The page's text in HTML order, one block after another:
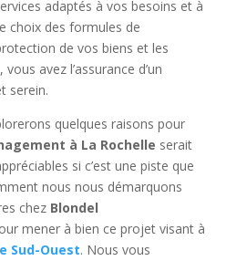
adaptés à vos besoins et à
choix des formules de
de vos biens et les
avez l’assurance d’un
serein.
quelques raisons pour
à La Rochelle serait
si c’est une piste que
nous nous démarquons
chez Blondel
mener à bien ce projet visant à
Sud-Ouest. Nous vous